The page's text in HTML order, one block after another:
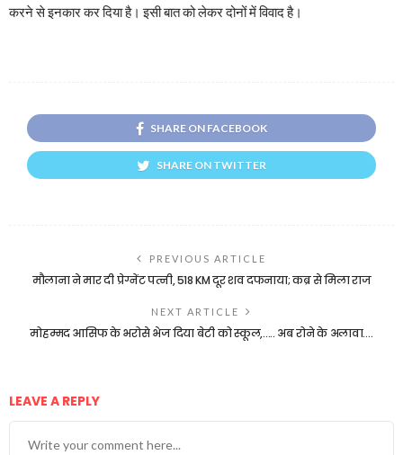
करने से इनकार कर दिया है। इसी बात को लेकर दोनों में विवाद है।
SHARE ON FACEBOOK
SHARE ON TWITTER
PREVIOUS ARTICLE
मौलाना ने मार दी प्रेग्नेंट पत्नी, 518 KM दूर शव दफनाया; कब्र से मिला राज
NEXT ARTICLE
मोहम्मद आसिफ के भरोसे भेज दिया बेटी को स्कूल,….. अब रोने के अलावा….
LEAVE A REPLY